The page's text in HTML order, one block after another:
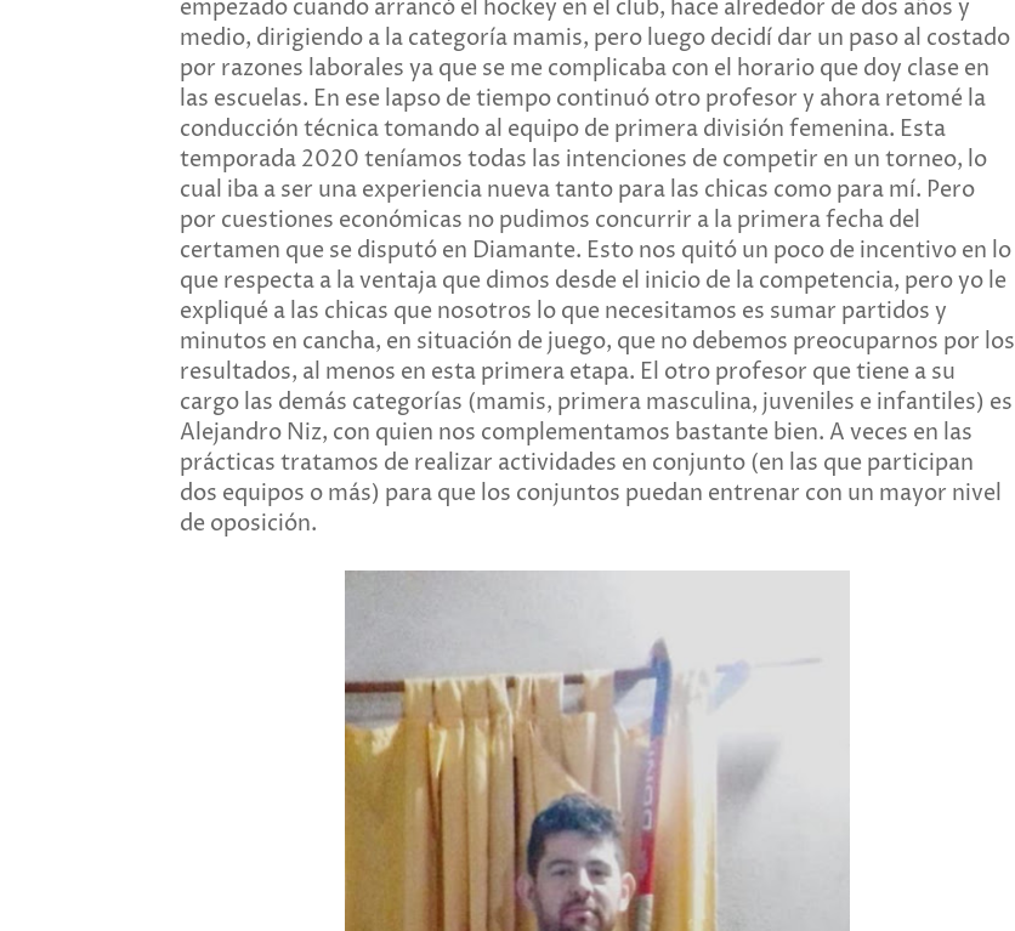
empezado cuando arrancó el hockey en el club, hace alrededor de dos años y
medio, dirigiendo a la categoría mamis, pero luego decidí dar un paso al costado
por razones laborales ya que se me complicaba con el horario que doy clase en
las escuelas. En ese lapso de tiempo continuó otro profesor y ahora retomé la
conducción técnica tomando al equipo de primera división femenina. Esta
temporada 2020 teníamos todas las intenciones de competir en un torneo, lo
cual iba a ser una experiencia nueva tanto para las chicas como para mí. Pero
por cuestiones económicas no pudimos concurrir a la primera fecha del
certamen que se disputó en Diamante. Esto nos quitó un poco de incentivo en lo
que respecta a la ventaja que dimos desde el inicio de la competencia, pero yo le
expliqué a las chicas que nosotros lo que necesitamos es sumar partidos y
minutos en cancha, en situación de juego, que no debemos preocuparnos por los
resultados, al menos en esta primera etapa. El otro profesor que tiene a su
cargo las demás categorías (mamis, primera masculina, juveniles e infantiles) es
Alejandro Niz, con quien nos complementamos bastante bien. A veces en las
prácticas tratamos de realizar actividades en conjunto (en las que participan
dos equipos o más) para que los conjuntos puedan entrenar con un mayor nivel
de oposición.